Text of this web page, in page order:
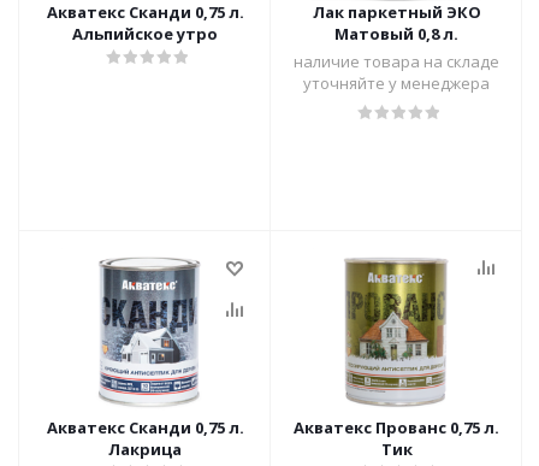
Акватекс Сканди 0,75 л.
Альпийское утро
Лак паркетный ЭКО
Матовый 0,8 л.
наличие товара на складе
уточняйте у менеджера
Акватекс Сканди 0,75 л.
Лакрица
Акватекс Прованс 0,75 л.
Тик